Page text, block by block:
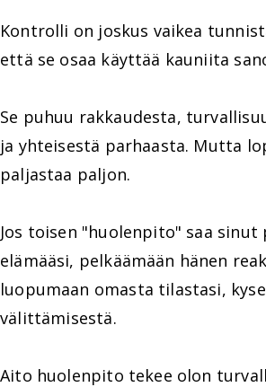
Kontrolli on joskus vaikea
että se osaa käyttää kauniita
Se puhuu rakkaudesta,
ja yhteisestä parhaasta. Mutta
paljastaa paljon.
Jos toisen "huolenpito" saa sinut
elämääsi, pelkäämään hänen
luopumaan omasta tilastasi,
välittämisestä.
Aito huolenpito tekee olon